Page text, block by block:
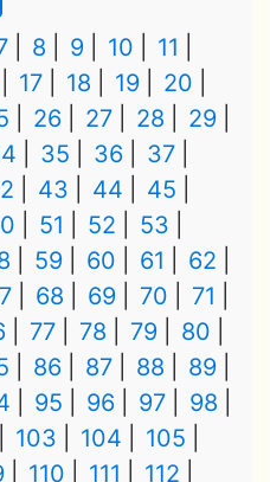
8 9 10
11
17 18 19
20
26 27 28
29
35 36
37
43 44
45
51 52
53
59 60 61
62
68 69 70
71
77 78 79
80
86 87 88
89
95 96 97
98
103 104
105
110 111
112